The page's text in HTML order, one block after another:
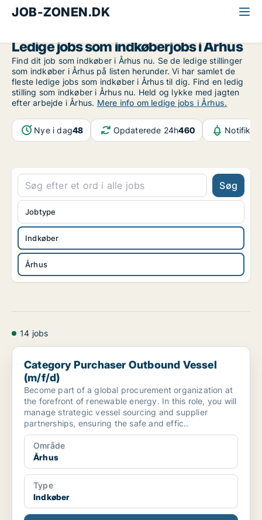
JOB-ZONEN.DK
Ledige jobs som indkøberjobs i Århus
Find dit job som indkøber i Århus nu. Se de ledige stillinger
som indkøber i Århus på listen herunder. Vi har samlet de
fleste ledige jobs som indkøber i Århus til dig. Find en ledig
stilling som indkøber i Århus nu. Held og lykke med jagten
efter arbejde i Århus. Mere info om ledige jobs i Århus.
Nye i dag48 Opdaterede 24h460
Søg
Indkøber
Århus
Jobtype
14 jobs
Category Purchaser Outbound Vessel (m/f/d)
Category Purchaser Outbound Vessel
(m/f/d)
Become part of a global procurement organization at
the forefront of renewable energy. In this role, you will
manage strategic vessel sourcing and supplier
partnerships, ensuring the safe and effic..
Område
Århus
Type
Indkøber